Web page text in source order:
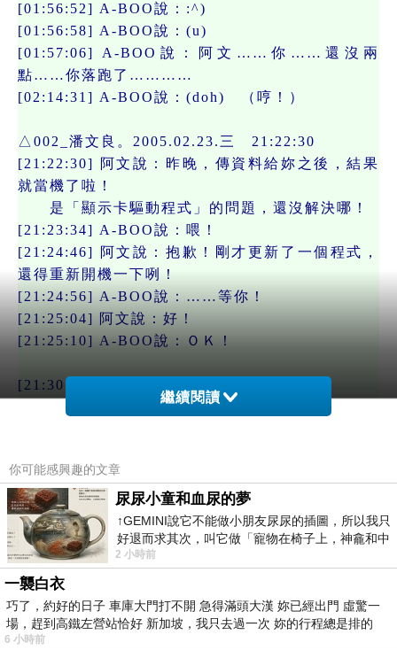
[01:56:52] A-BOO說：:^)
[01:56:58] A-BOO說：(u)
[01:57:06] A-BOO說：阿文……你……還沒兩
點……你落跑了…………
[02:14:31] A-BOO說：(doh) （哼！）
△002_潘文良。2005.02.23.三 21:22:30
[21:22:30] 阿文說：昨晚，傳資料給妳之後，結果
就當機了啦！
是「顯示卡驅動程式」的問題，還沒解決哪！
[21:23:34] A-BOO說：喂！
[21:24:46] 阿文說：抱歉！剛才更新了一個程式，
還得重新開機一下咧！
[21:24:56] A-BOO說：……等你！
[21:25:04] 阿文說：好！
[21:25:10] A-BOO說：ＯＫ！
[21:30:13] 阿文說：我回來了！
[21:30:23] A-BOO說：這位阿文……現在，我沒空
呢？妳那麼忙嗎？
[21:31:46] A-BOO說：現在，不是我聊天的時間
嘛！
[21:32:10] 阿文說：那阿文就先忙別的好了！
[21:32:54] A-BOO說：嗯……我都十點過後，開始
聊呀……你不能怪我嘛！
[21:33:12] 阿文說：好啦！
[21:33:23] A-BOO說：別生氣唷……打勾勾！
繼續閱讀
你可能感興趣的文章
尿尿小童和血尿的夢
↑GEMINI說它不能做小朋友尿尿的插圖，所以我只
好退而求其次，叫它做「寵物在椅子上，神龕和中
年人臉孔」的畫了。 六月底
2 小時前
一襲白衣
巧了，約好的日子 車庫大門打不開 急得滿頭大漢 妳已經出門 虛驚一
場，趕到高鐵左營站恰好 新加坡，我只去過一次 妳的行程總是排的
6 小時前